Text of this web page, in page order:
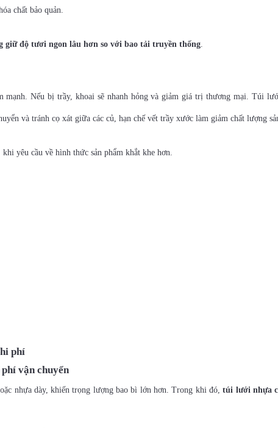
chất bảo quản.
độ tươi ngon lâu hơn so với bao tải truyền thống
Nếu bị trầy, khoai sẽ nhanh hỏng và giảm giá trị thương mại. Túi
và tránh cọ xát giữa các củ, hạn chế vết trầy xước làm giảm chất lượng
yêu cầu về hình thức sản phẩm khắt khe hơn.
phí
vận chuyển
nhựa dày, khiến trọng lượng bao bì lớn hơn. Trong khi đó,túi lưới nhựa